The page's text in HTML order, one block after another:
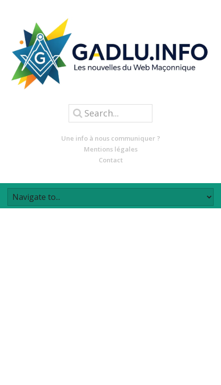
Une info à nous communiquer ?
Mentions légales
Contact